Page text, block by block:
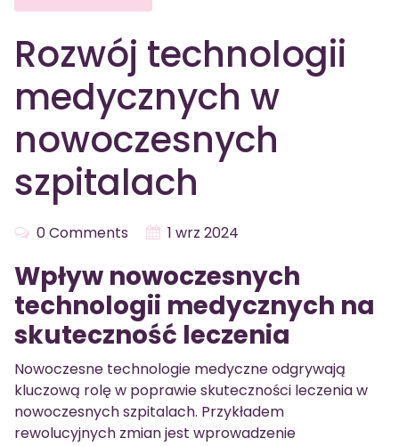
Rozwój technologii
medycznych w
nowoczesnych
szpitalach
0 Comments 1 wrz 2024
Wpływ nowoczesnych
technologii medycznych na
skuteczność leczenia
Nowoczesne technologie medyczne odgrywają
kluczową rolę w poprawie skuteczności leczenia w
nowoczesnych szpitalach. Przykładem
rewolucyjnych zmian jest wprowadzenie